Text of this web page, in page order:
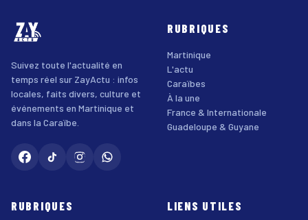
Suivez toute l'actualité en
temps réel sur ZayActu : infos
locales, faits divers, culture et
événements en Martinique et
dans la Caraïbe.
RUBRIQUES
Martinique
L'actu
Caraïbes
À la une
France & Internationale
Guadeloupe & Guyane
RUBRIQUES LIENS UTILES